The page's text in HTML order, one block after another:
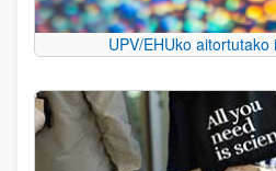
UPV/EHUko